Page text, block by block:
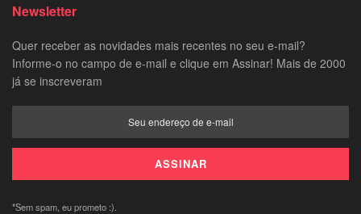
Newsletter
Quer receber as novidades mais recentes no seu e-mail?
Informe-o no campo de e-mail e clique em Assinar! Mais de 2000
já se inscreveram
*Sem spam, eu prometo :).